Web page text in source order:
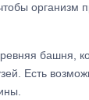
организм
башня,
Есть